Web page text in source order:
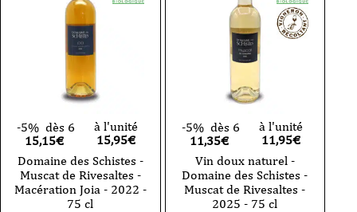
-5% dès 6
15,15€
à l'unité
15,95€
Domaine des Schistes -
Muscat de Rivesaltes -
Macération Joia - 2022 -
75 cl
-5% dès 6
11,35€
à l'unité
11,95€
Vin doux naturel -
Domaine des Schistes -
Muscat de Rivesaltes -
2025 - 75 cl